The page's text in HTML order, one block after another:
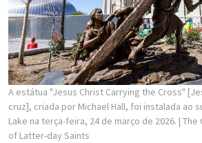
A estátua "Jesus Christ Carrying the Cross"
cruz], criada por Michael Hall, foi instalada ao
Lake na terça-feira, 24 de março de 2026. | The
of Latter-day Saints